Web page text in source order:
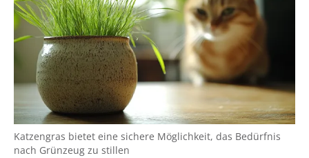
Katzengras bietet eine sichere Möglichkeit, das Bedürfnis
nach Grünzeug zu stillen